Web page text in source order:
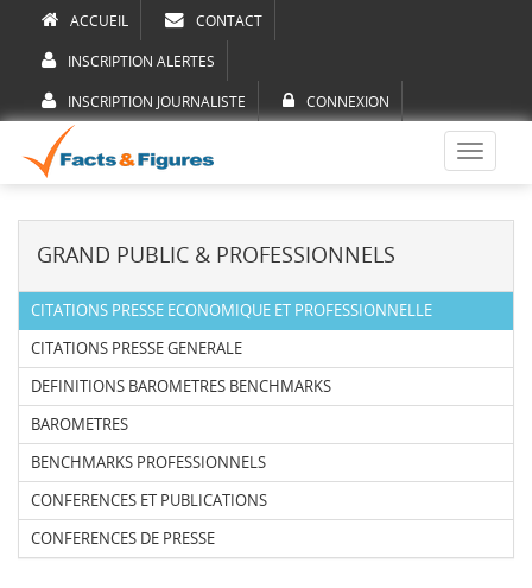
ACCUEIL CONTACT
INSCRIPTION ALERTES
INSCRIPTION JOURNALISTE CONNEXION
Toggle
GRAND PUBLIC & PROFESSIONNELS
CITATIONS PRESSE ECONOMIQUE ET PROFESSIONNELLE
CITATIONS PRESSE GENERALE
DEFINITIONS BAROMETRES BENCHMARKS
BAROMETRES
BENCHMARKS PROFESSIONNELS
CONFERENCES ET PUBLICATIONS
CONFERENCES DE PRESSE